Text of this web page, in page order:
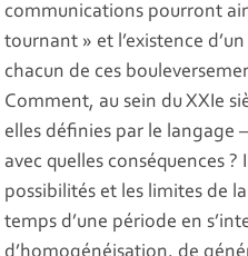
communications pourront
tournant » et l’existence
chacun de ces
Comment, au sein du XXIe
elles définies par le
avec quelles conséquences ?
possibilités et les limites de
temps d’une période en